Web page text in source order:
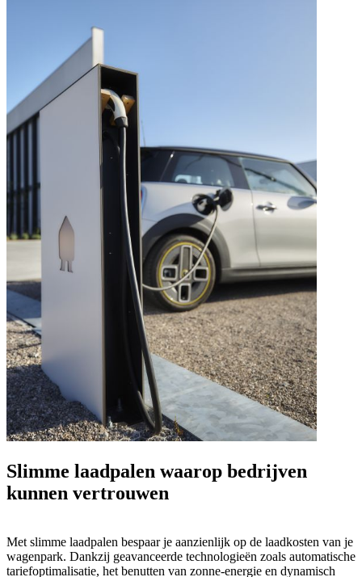
Slimme laadpalen waarop bedrijven
kunnen vertrouwen
Met slimme laadpalen bespaar je aanzienlijk op de laadkosten van je
wagenpark. Dankzij geavanceerde technologieën zoals automatische
tariefoptimalisatie, het benutten van zonne-energie en dynamisch